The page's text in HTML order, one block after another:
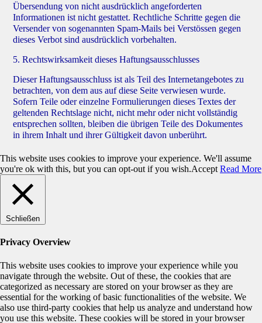
Übersendung von nicht ausdrücklich angeforderten
Informationen ist nicht gestattet. Rechtliche Schritte gegen die
Versender von sogenannten Spam-Mails bei Verstössen gegen
dieses Verbot sind ausdrücklich vorbehalten.
5. Rechtswirksamkeit dieses Haftungsausschlusses
Dieser Haftungsausschluss ist als Teil des Internetangebotes zu
betrachten, von dem aus auf diese Seite verwiesen wurde.
Sofern Teile oder einzelne Formulierungen dieses Textes der
geltenden Rechtslage nicht, nicht mehr oder nicht vollständig
entsprechen sollten, bleiben die übrigen Teile des Dokumentes
in ihrem Inhalt und ihrer Gültigkeit davon unberührt.
This website uses cookies to improve your experience. We'll assume
you're ok with this, but you can opt-out if you wish.Accept Read More
Schließen
Privacy Overview
This website uses cookies to improve your experience while you
navigate through the website. Out of these, the cookies that are
categorized as necessary are stored on your browser as they are
essential for the working of basic functionalities of the website. We
also use third-party cookies that help us analyze and understand how
you use this website. These cookies will be stored in your browser